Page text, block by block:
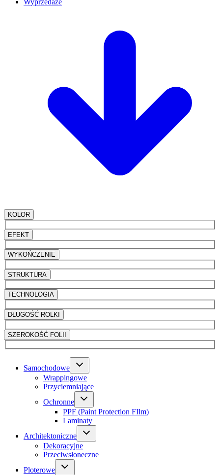
Wyprzedaże
KOLOR
EFEKT
WYKOŃCZENIE
STRUKTURA
TECHNOLOGIA
DŁUGOŚĆ ROLKI
SZEROKOŚĆ FOLII
Samochodowe
Wrappingowe
Przyciemniające
Ochronne
PPF (Paint Protection FIlm)
Laminaty
Architektoniczne
Dekoracyjne
Przeciwsłoneczne
Ploterowe